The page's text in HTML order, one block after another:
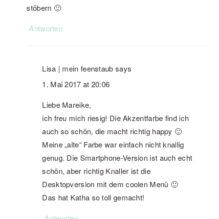
stöbern 🙂
Antworten
Lisa | mein feenstaub says
1. Mai 2017 at 20:06
Liebe Mareike,
ich freu mich riesig! Die Akzentfarbe find ich
auch so schön, die macht richtig happy 🙂
Meine „alte“ Farbe war einfach nicht knallig
genug. Die Smartphone-Version ist auch echt
schön, aber richtig Knaller ist die
Desktopversion mit dem coolen Menü 🙂
Das hat Katha so toll gemacht!